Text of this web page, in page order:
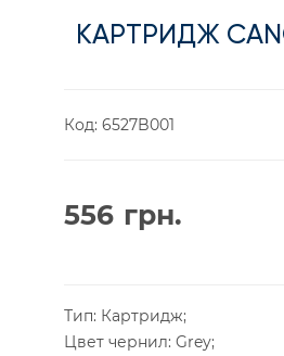
КАРТРИДЖ
Код: 6527B001
556 грн.
Тип: Картридж;
Цвет чернил: Grey;